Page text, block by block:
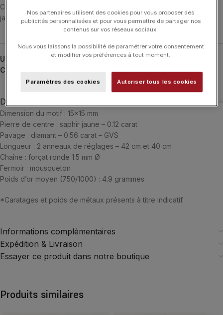
Collier Flower en or blanc, pavé de diamants et serti d’un saphir
jaune.
UGS :
Catégories :
Flower Poiray, POIRAY, Typologies
Description
Dimension du motif : 15×15 mm
Pierre de centre : saphir jaune – 0.12 carat
Pavage : diamant – 0.56 carat – GVS
Longueur : 2 anneaux de réglages – 42 cm et 40 cm
Chaîne : forçat ronde 1.5 mm Ø
Fermoir : mousqueton
Poids d’or moyen (750/1000) : 4.9 grammes
*Caratages et poids de métaux présents à titre indicatif.
Informations complémentaires
Expédition & Livraison
Essayer ce produit dans notre boutique
Produits similaires
Nos partenaires utilisent des cookies pour vous proposer des
publicités personnalisées et pour vous permettre de partager nos
contenus sur vos réseaux sociaux.
Nous vous laissons la possibilité de paramétrer votre consentement
et modifier vos préférences à tout moment.
Paramètres des cookies Autoriser tous les cookies